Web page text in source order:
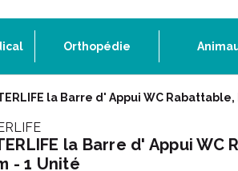
Orthopédie
la Barre d' Appui WC
la Barre d' Appui
- 1 Unité